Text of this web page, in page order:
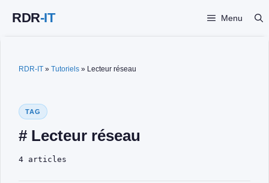
Menu
RDR-IT » Tutoriels » Lecteur réseau
TAG
# Lecteur réseau
4 articles